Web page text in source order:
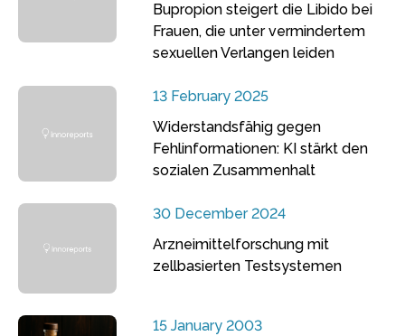
Bupropion steigert die Libido bei
Frauen, die unter vermindertem
sexuellen Verlangen leiden
13 February 2025
Widerstandsfähig gegen
Fehlinformationen: KI stärkt den
sozialen Zusammenhalt
30 December 2024
Arzneimittelforschung mit
zellbasierten Testsystemen
15 January 2003